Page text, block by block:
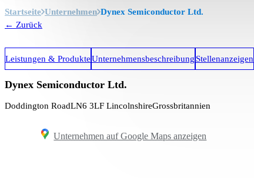
Startseite Unternehmen Dynex Semiconductor Ltd.
← Zurück
Leistungen & ProdukteUnternehmensbeschreibung Stellenanzeigen
Dynex Semiconductor Ltd.
Doddington RoadLN6 3LF LincolnshireGrossbritannien
Unternehmen auf Google Maps anzeigen